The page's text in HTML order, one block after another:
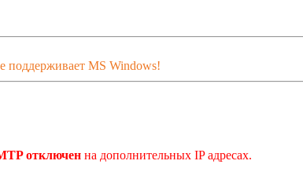
поддерживает MS Windows!
отключен на дополнительных IP адресах.